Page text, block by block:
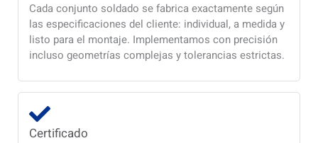
Cada conjunto soldado se fabrica exactamente según
las especificaciones del cliente: individual, a medida y
listo para el montaje. Implementamos con precisión
incluso geometrías complejas y tolerancias estrictas.
Certificado